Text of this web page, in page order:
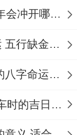
2024辰冲开财库，2024年辰年会冲开哪些人的财库
五行缺金的人是不是没有财运 五行缺金的人命运好不好
己卯日生人八字富贵 己卯日的八字命运如何
2025年买车提车吉日分析 购车时的吉日与禁忌